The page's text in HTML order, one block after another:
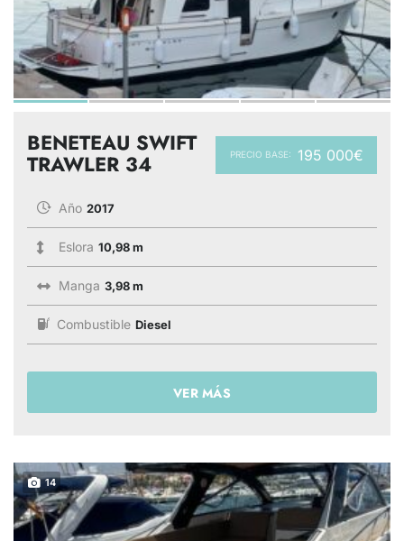
PRECIO BASE: 195 000€
BENETEAU SWIFT
TRAWLER 34
Año 2017
Eslora 10,98 m
Manga 3,98 m
Combustible Diesel
VER MÁS
14